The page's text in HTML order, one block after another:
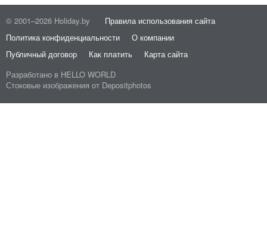
© 2001–2026 Holiday.by
Правила использования сайта
Политика конфиденциальности
О компании
Публичный договор
Как платить
Карта сайта
Разработано в HELLO WORLD
Стоковые изображения от Depositphotos